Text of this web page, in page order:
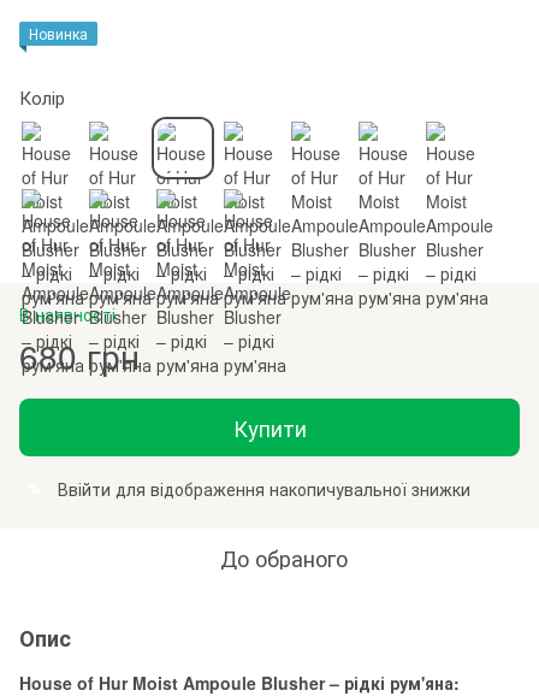
Новинка
Колір
В наявності
680 грн
Купити
Ввійти для відображення накопичувальної знижки
До обраного
Опис
House of Hur Moist Ampoule Blusher – рідкі рум'яна: